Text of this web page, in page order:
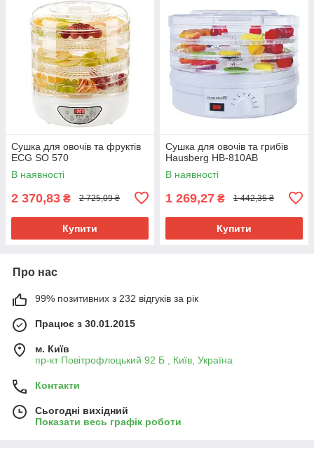
Сушка для овочів та фруктів
ECG SO 570
В наявності
2 370,83 ₴ 2 725,09 ₴
Купити
Сушка для овочів та грибів
Hausberg HB-810AB
В наявності
1 269,27 ₴ 1 442,35 ₴
Купити
Про нас
99% позитивних з 232 відгуків за рік
Працює з 30.01.2015
м. Київ
пр-кт Повітрофлоцький 92 Б , Київ, Україна
Контакти
Сьогодні вихідний
Показати весь графік роботи